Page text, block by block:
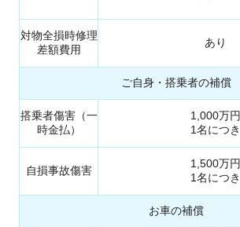
対物全損時修理
差額費用
あり
ご自身・搭乗者の補償
搭乗者傷害（一
時金払）
1,000万円
1名につき
自損事故傷害
1,500万円
1名につき
お車の補償